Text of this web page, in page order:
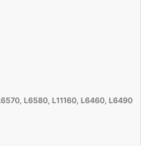
L6580, L11160, L6460, L6490